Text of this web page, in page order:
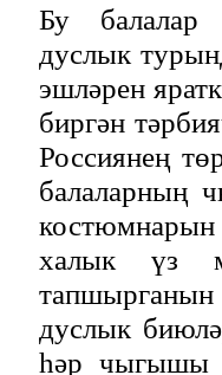
Бу балалар
дуслык
эшләрен
биргән
Россиянең
балаларның
халык үз
дуслык
һәр чыгышы